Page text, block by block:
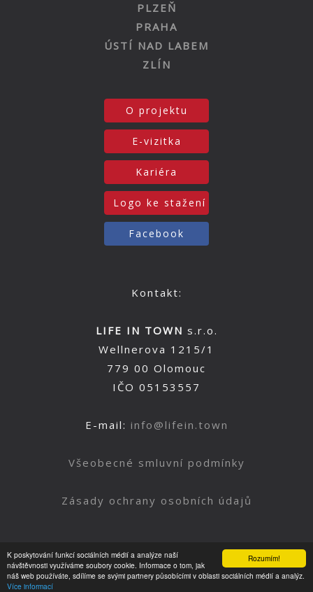
Rozumím!
K poskytování funkcí sociálních médií a analýze naší
návštěvnosti využíváme soubory cookie. Informace o tom, jak
náš web používáte, sdílíme se svými partnery působícími v oblasti sociálních médií a analýz.
Více informací
PLZEŇ
PRAHA
ÚSTÍ NAD LABEM
ZLÍN
O projektu
E-vizitka
Kariéra
Logo ke stažení
Facebook
Kontakt:
LIFE IN TOWN s.r.o.
Wellnerova 1215/1
779 00 Olomouc
IČO 05153557
E-mail: info@lifein.town
Všeobecné smluvní podmínky
Zásady ochrany osobních údajů
Nahoru